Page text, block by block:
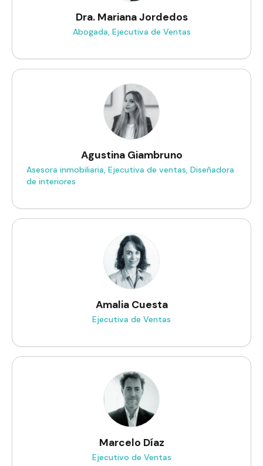
Dra. Mariana Jordedos
Abogada, Ejecutiva de Ventas
Agustina Giambruno
Asesora inmobiliaria, Ejecutiva de ventas, Diseñadora
de interiores
Amalia Cuesta
Ejecutiva de Ventas
Marcelo Díaz
Ejecutivo de Ventas